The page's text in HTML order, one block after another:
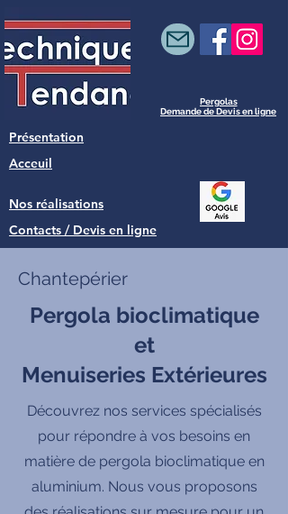
Demande de Devis en ligne
Pergolas
Présentation
Nos réalisations
Contacts / Devis en ligne
Acceuil
Chantepérier
Pergola bioclimatique
et
Menuiseries Extérieures
Découvrez nos services spécialisés
pour répondre à vos besoins en
matière de pergola bioclimatique en
aluminium. Nous vous proposons